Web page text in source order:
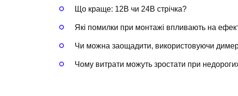
Що краще: 12В чи 24В стрічка?
Які помилки при монтажі впливають на
Чи можна заощадити, використовуючи
Чому витрати можуть зростати при